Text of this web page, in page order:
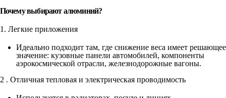
Почему выбирают алюминий?
1. Легкие приложения
Идеально подходит там, где снижение веса имеет решающее
значение: кузовные панели автомобилей, компоненты
аэрокосмической отрасли, железнодорожные вагоны.
2 . Отличная тепловая и электрическая проводимость